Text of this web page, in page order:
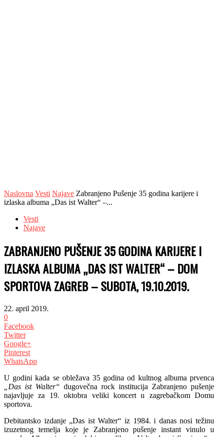
Naslovna Vesti Najave Zabranjeno Pušenje 35 godina karijere i
izlaska albuma „Das ist Walter“ –...
Vesti
Najave
ZABRANJENO PUŠENJE 35 GODINA KARIJERE I
IZLASKA ALBUMA „DAS IST WALTER“ – DOM
SPORTOVA ZAGREB – SUBOTA, 19.10.2019.
22. april 2019.
0
Facebook
Twitter
Google+
Pinterest
WhatsApp
U godini kada se obležava 35 godina od kultnog albuma prvenca
„Das ist Walter“ dugovečna rock institucija Zabranjeno pušenje
najavljuje za 19. oktobra veliki koncert u zagrebačkom Domu
sportova.
Debitantsko izdanje „Das ist Walter“ iz 1984. i danas nosi težinu
izuzetnog temelja koje je Zabranjeno pušenje instant vinulo u